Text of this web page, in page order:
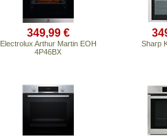
349,99 €
Electrolux Arthur Martin EOH
4P46BX
Sharp